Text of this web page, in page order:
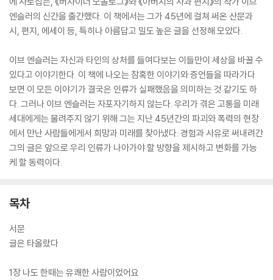
엔슬러의 신간을 출간했다. 이 책에서는 그가 45년에 걸쳐 써온 산문과
시, 편지, 에세이 등, 특히나 아름답고 밀도 높은 글을 선정해 모았다.
이브 엔슬러는 자신과 타인의 상처를 들여다보는 이들만이 세상을 바꿀 수
있다고 이야기한다. 이 책에 나오는 참혹한 이야기와 증언들을 따라가다
보면 이 모든 이야기가 결국은 인류가 실패했음을 의미하는 것 같기도 하
다. 그러나 이브 엔슬러는 자포자기하지 않는다. 우리가 겪은 고통을 미래
세대에게는 물려주지 않기 위해 그는 지난 45년간의 파괴와 폭력의 현장
에서 만난 사람들에게서 희망과 미래를 찾아냈다. 경험과 사유로 써내려간
그의 글은 앞으로 우리 인류가 나아가야 할 방향을 제시하고 변화를 가능
케 할 동력이다.
목차
서문
글은 타올랐다
1장 나도 한때는 유쾌한 사람이었어요